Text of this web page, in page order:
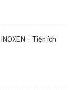
– Tiện ích